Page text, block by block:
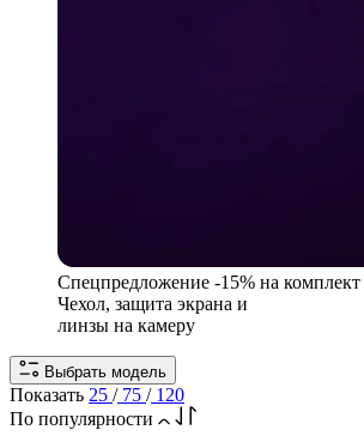
Спецпредложение -15% на
Чехол, защита экрана и
линзы на камеру
Выбрать модель
Показать 25 / 75 / 120
По популярности